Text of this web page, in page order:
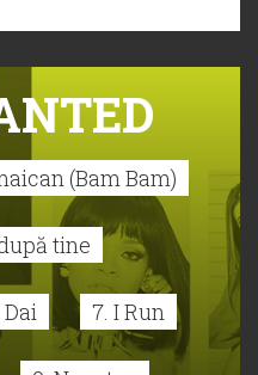
(Bam Bam)
tine
Dai 7. I Run